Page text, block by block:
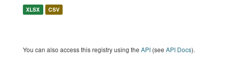
XLSX CSV
You can also access this registry using the API (see API Docs).